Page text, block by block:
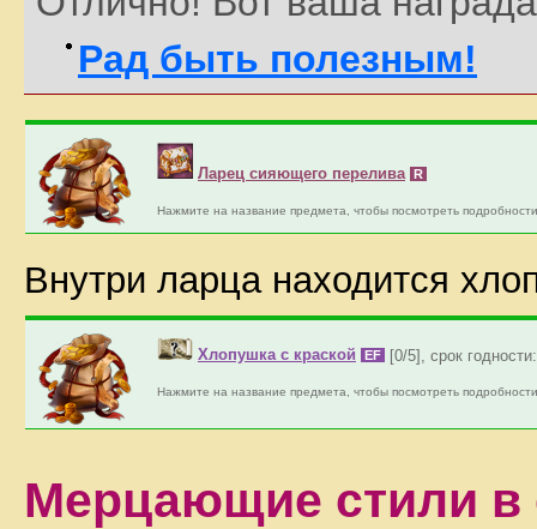
Рад быть полезным!
Ларец сияющего перелива R
Нажмите на название предмета, чтобы посмотреть
Внутри ларца находится
Хлопушка с краской EF [0/5], срок
Нажмите на название предмета, чтобы посмотреть
Мерцающие стили в